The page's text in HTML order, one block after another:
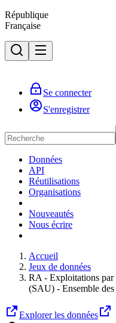
République
Française
Se connecter
S'enregistrer
Données
API
Réutilisations
Organisations
Nouveautés
Nous écrire
Accueil
Jeux de données
RA - Exploitations par
(SAU) - Ensemble
Explorer les données